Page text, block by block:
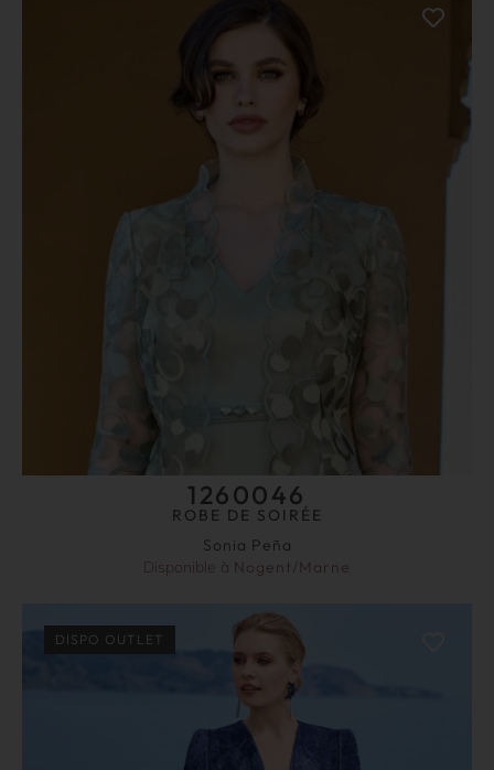
1260046
ROBE DE SOIRÉE
Sonia Peña
Disponible à Nogent/Marne
DISPO OUTLET